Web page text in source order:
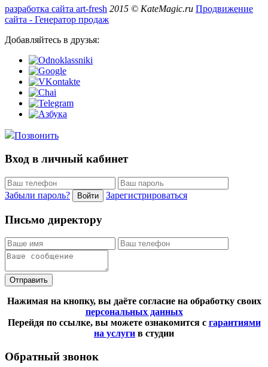
разработка сайта art-fresh 2015 © KateMagic.ru Продвижение
сайта - Генератор продаж
Добавляйтесь в друзья:
Позвонить
Вход в личный кабинет
Забыли пароль? Войти Зарегистрироваться
Письмо директору
Отправить
Нажимая на кнопку, вы даёте согласие на обработку своих
персональных данных
Перейдя по ссылке, вы можете ознакомится с гарантиями
на услуги в студии
Обратный звонок